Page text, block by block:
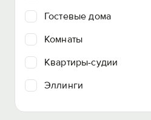
Гостевые дома
Комнаты
Квартиры-судии
Эллинги